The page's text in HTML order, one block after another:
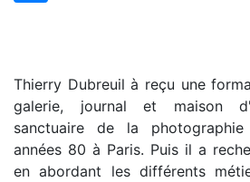
Thierry Dubreuil à reçu une
galerie, journal et maison
sanctuaire de la
années 80 à Paris. Puis il a
en abordant les différents